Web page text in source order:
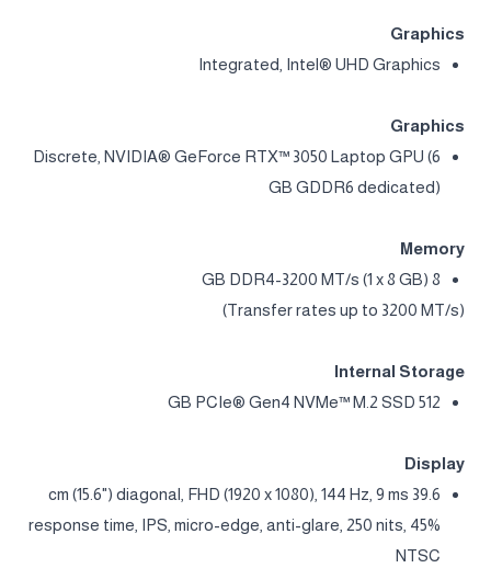
Graphics
Integrated, Intel® UHD Graphics
Graphics
Discrete, NVIDIA® GeForce RTX™ 3050 Laptop GPU (6
GB GDDR6 dedicated)
Memory
8 GB DDR4-3200 MT/s (1 x 8 GB)
(Transfer rates up to 3200 MT/s)
Internal Storage
512 GB PCIe® Gen4 NVMe™ M.2 SSD
Display
39.6 cm (15.6") diagonal, FHD (1920 x 1080), 144 Hz, 9 ms
response time, IPS, micro-edge, anti-glare, 250 nits, 45%
NTSC